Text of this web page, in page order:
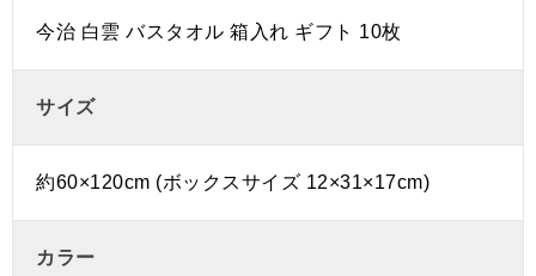
今治 白雲 バスタオル 箱入れ ギフト 10枚
サイズ
約60×120cm (ボックスサイズ 12×31×17cm)
カラー